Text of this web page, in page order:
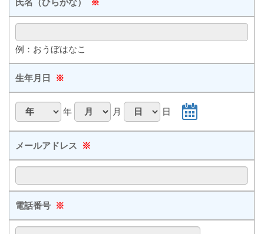
氏名（ひらがな） ※
例：おうぼはなこ
生年月日 ※
年 月 日
メールアドレス ※
電話番号 ※